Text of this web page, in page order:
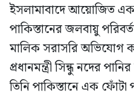
ইসলামাবাদে আয়োজিত এক
পাকিস্তানের জলবায়ু
মালিক সরাসরি অভিযোগ
প্রধানমন্ত্রী সিন্ধু নদের
তিনি পাকিস্তানে এক